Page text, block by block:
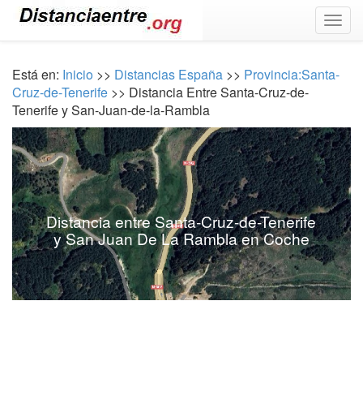
Está en: Inicio >> Distancias España >> Provincia:Santa-
Cruz-de-Tenerife >> Distancia Entre Santa-Cruz-de-
Tenerife y San-Juan-de-la-Rambla
Distancia entre Santa-Cruz-de-Tenerife
y San Juan De La Rambla en Coche